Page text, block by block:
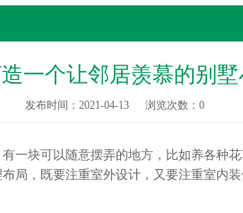
一个让邻居羡慕的别墅
发布时间：2021-04-13 浏览次数： 0
块可以随意摆弄的地方，比如养各种花
，既要注重室外设计，又要注重室内